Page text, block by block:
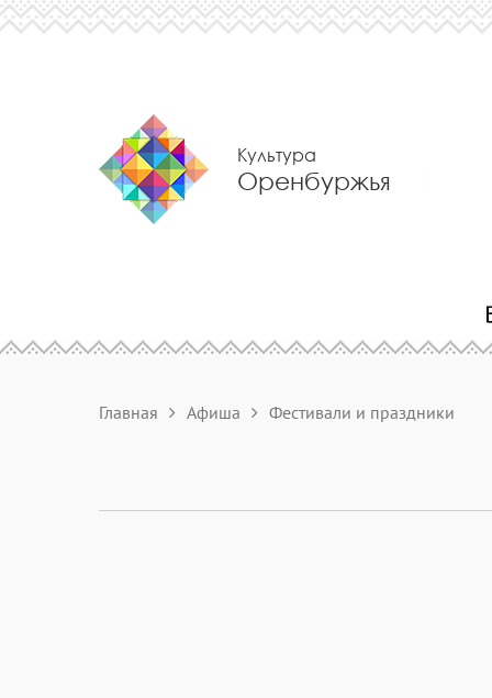
Культура
Оренбуржья
Главная Афиша Фестивали и праздники